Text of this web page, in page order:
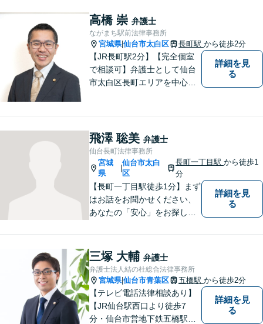
高橋 崇 弁護士
ながまち駅前法律事務所
宮城県|仙台市太白区 長町駅 から徒歩2分
【JR長町駅2分】【完全個室
で相談可】弁護士として仙台
市太白区長町エリアを中心
いただきます。 親身になって
お話を聴かせていただきます
ので、お気軽にご相談くださ
い。
詳細を見
る
飛澤 聡美 弁護士
仙台長町法律事務所
宮城
県
|
仙台市太白
区
長町一丁目駅から徒歩1
分
【長町一丁目駅徒歩1分】まず
はお話をお聞かせください、
あなたの「安心」をお探しし
お話に来ていただいて大丈夫
です。解決のためのお手伝い
をいたしますので、悩んでい
らっしゃることをお聞かせく
ださい。
詳細を見
る
三塚 大輔 弁護士
弁護士法人結の杜総合法律事務所
宮城県|仙台市青葉区 五橋駅 から徒歩2分
【テレビ電話法律相談あり】
【JR仙台駅西口より徒歩7
分・仙台市営地下鉄五橋駅北4
詳細を見
る